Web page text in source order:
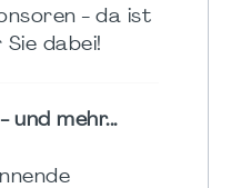
- da ist
dabei!
und mehr...